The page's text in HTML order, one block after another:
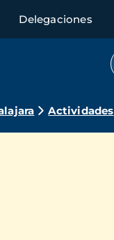
Delegaciones
Actividades